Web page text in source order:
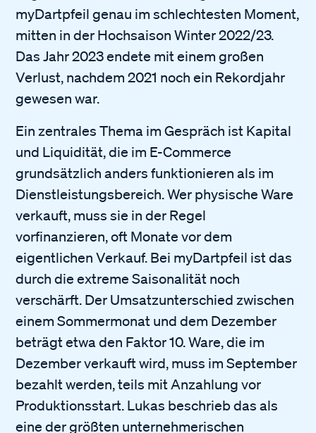
myDartpfeil genau im schlechtesten Moment,
mitten in der Hochsaison Winter 2022/23.
Das Jahr 2023 endete mit einem großen
Verlust, nachdem 2021 noch ein Rekordjahr
gewesen war.
Ein zentrales Thema im Gespräch ist Kapital
und Liquidität, die im E-Commerce
grundsätzlich anders funktionieren als im
Dienstleistungsbereich. Wer physische Ware
verkauft, muss sie in der Regel
vorfinanzieren, oft Monate vor dem
eigentlichen Verkauf. Bei myDartpfeil ist das
durch die extreme Saisonalität noch
verschärft. Der Umsatzunterschied zwischen
einem Sommermonat und dem Dezember
beträgt etwa den Faktor 10. Ware, die im
Dezember verkauft wird, muss im September
bezahlt werden, teils mit Anzahlung vor
Produktionsstart. Lukas beschrieb das als
eine der größten unternehmerischen